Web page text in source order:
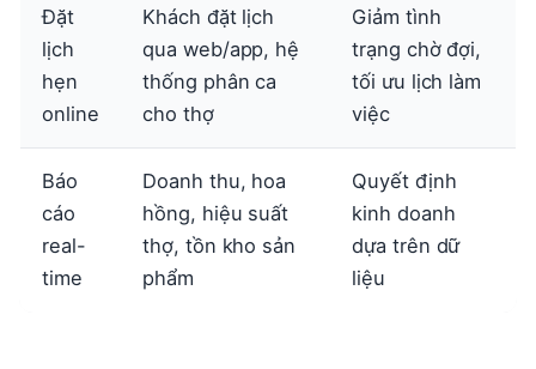
Đặt
lịch
hẹn
online
Khách đặt lịch
qua web/app, hệ
thống phân ca
cho thợ
Giảm tình
trạng chờ đợi,
tối ưu lịch làm
việc
Báo
cáo
real-
time
Doanh thu, hoa
hồng, hiệu suất
thợ, tồn kho sản
phẩm
Quyết định
kinh doanh
dựa trên dữ
liệu